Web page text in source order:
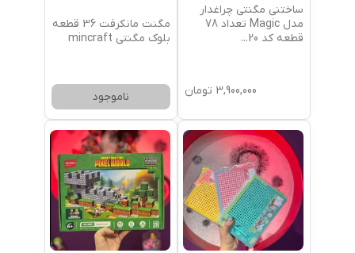
ساختنی مگنتی چراغدار
مدل Magic تعداد 78
قطعه کد 20
...
3,900,000 تومان
مگنت مانکرفت 36 قطعه
بلوک مگنتی mincraft
ناموجود